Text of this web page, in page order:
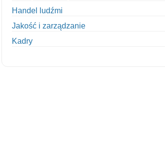
Handel ludźmi
Jakość i zarządzanie
Kadry